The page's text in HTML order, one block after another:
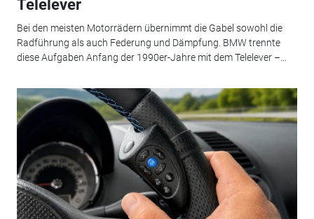
Telelever
Bei den meisten Motorrädern übernimmt die Gabel sowohl die
Radführung als auch Federung und Dämpfung. BMW trennte
diese Aufgaben Anfang der 1990er-Jahre mit dem Telelever –...